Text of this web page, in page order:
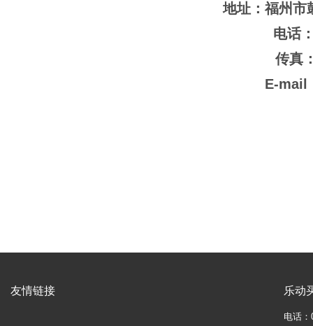
地址：福州市
电话
传真
E-mail
友情链接 乐动
电话：